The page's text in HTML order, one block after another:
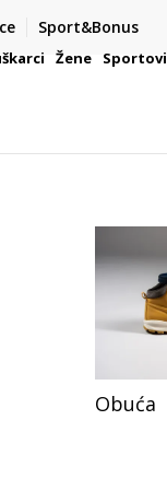
Sport&Bonus
ZA POTROŠAČE
Žene Sportovi
Obuća